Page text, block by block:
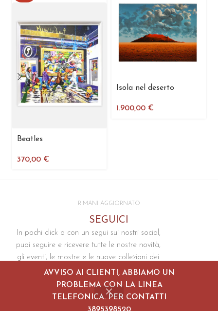
AVVISO AI CLIENTI, ABBIAMO UN
PROBLEMA CON LA LINEA
TELEFONICA. PER CONTATTI
Beatles
370,00 €
Isola nel deserto
1.900,00 €
RIMANI AGGIORNATO
SEGUICI
In pochi click o con un segui sui nostri social,
puoi seguire e ricevere tutte le nostre novità,
gli eventi, le mostre e le nuove collezioni dei
prodotti